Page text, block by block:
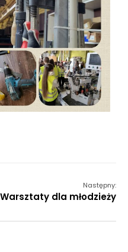
Następny:
Warsztaty dla młodzieży